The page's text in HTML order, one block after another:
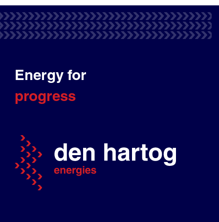
Energy for
progress